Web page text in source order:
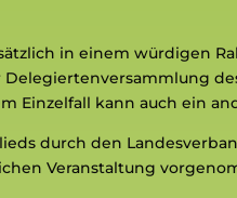
in einem würdigen
Delegiertenversammlung
Einzelfall kann auch ein
durch den
Veranstaltung